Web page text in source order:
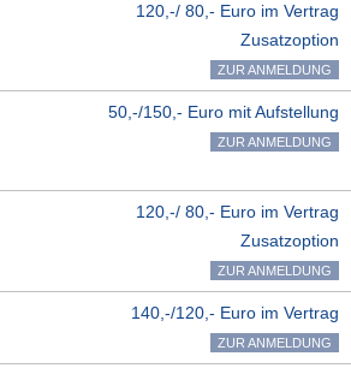
120,-/ 80,- Euro im Vertrag
Zusatzoption
ZUR ANMELDUNG
50,-/150,- Euro mit Aufstellung
ZUR ANMELDUNG
120,-/ 80,- Euro im Vertrag
Zusatzoption
ZUR ANMELDUNG
140,-/120,- Euro im Vertrag
ZUR ANMELDUNG